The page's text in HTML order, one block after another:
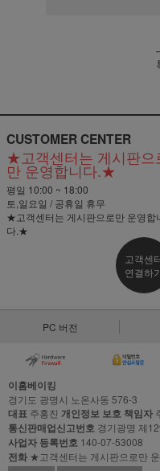
CUSTOMER CENTER
★고객센터는 게시판으
만 운영합니다.★
평일 10:00 ~ 18:00
토,일요일 / 공휴일 휴무
★고객센터는 게시판으로만 운영합
다.★
고객센
연결하
PC 버전
이홈베이킹
경기도 광명시 노온사동 576-3
대표 주홍진 개인정보 보호 책임자
통신판매업신고번호 경기광명 제
사업자 등록번호 140-07-53008
전화 ★고객센터는 게시판으로만